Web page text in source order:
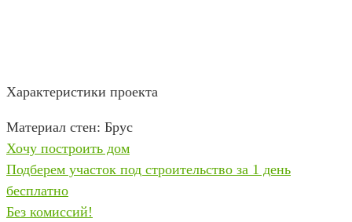
Характеристики проекта
Материал стен: Брус
Хочу построить дом
Подберем участок под строительство за 1 день
бесплатно
Без комиссий!